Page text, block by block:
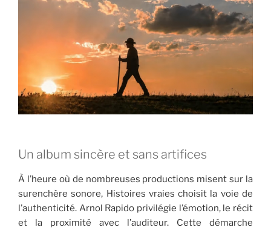
Un album sincère et sans artifices
À l’heure où de nombreuses productions misent sur la
surenchère sonore, Histoires vraies choisit la voie de
l’authenticité. Arnol Rapido privilégie l’émotion, le récit
et la proximité avec l’auditeur. Cette démarche